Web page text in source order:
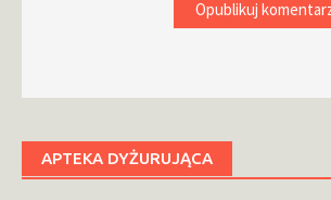
APTEKA DYŻURUJĄCA